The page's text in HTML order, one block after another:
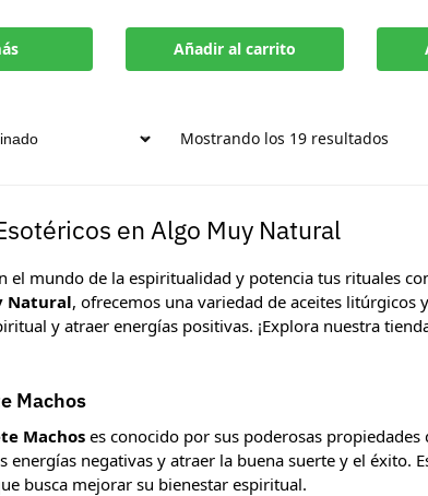
Añadir al carrito
Mostrando los 19 resultados
en Algo Muy Natural
el mundo de la espiritualidad y potencia tus rituales
Natural, ofrecemos una variedad de aceites
y atraer energías positivas. ¡Explora nuestra
Machos
Machoses conocido por sus poderosas
energías negativas y atraer la buena suerte y el éxito.
busca mejorar su bienestar espiritual.